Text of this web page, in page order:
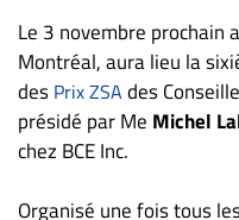
Nous
joindre
À
propos
Infolettre
Le 3 novembre prochain
Montréal, aura lieu la
des Prix ZSA des
présidé par Me Michel
chez BCE Inc.
Organisé une fois tous